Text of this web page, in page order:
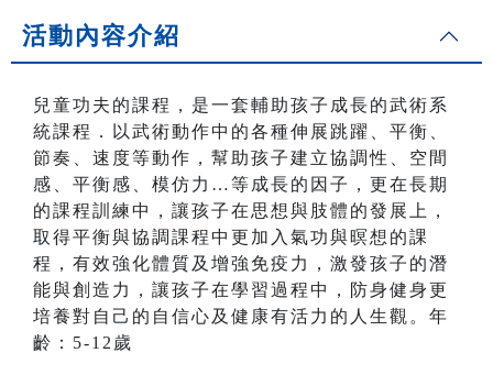
活動內容介紹
兒童功夫的課程，是一套輔助孩子成長的武術系
統課程．以武術動作中的各種伸展跳躍、平衡、
節奏、速度等動作，幫助孩子建立協調性、空間
感、平衡感、模仿力…等成長的因子，更在長期
的課程訓練中，讓孩子在思想與肢體的發展上，
取得平衡與協調課程中更加入氣功與暝想的課
程，有效強化體質及增強免疫力，激發孩子的潛
能與創造力，讓孩子在學習過程中，防身健身更
培養對自己的自信心及健康有活力的人生觀。年
齡：5-12歲